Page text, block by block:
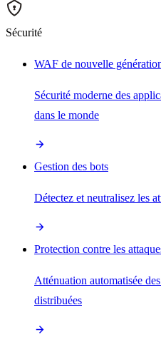
Sécurité
WAF de nouvelle
Sécurité moderne des
dans le monde
Gestion des bots
Détectez et neutralisez les
Protection contre les
Atténuation automatisée
distribuées